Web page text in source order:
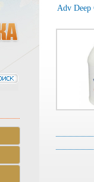
Adv Deep